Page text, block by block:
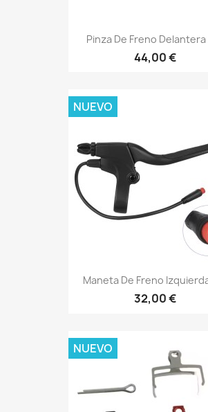
Pinza De Freno Delantera
44,00 €
Maneta De Freno
32,00 €
NUEVO
NUEVO